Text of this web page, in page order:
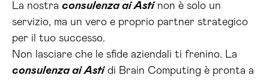
La nostra consulenza ai Astinon è solo un
servizio, ma un vero e proprio partner strategico
per il tuo successo.
Non lasciare che le sfide aziendali ti frenino. La
consulenza ai Astidi Brain Computing è pronta a